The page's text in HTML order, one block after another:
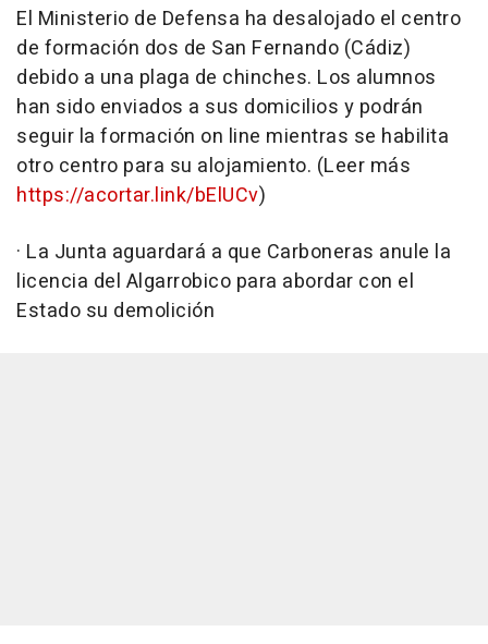
El Ministerio de Defensa ha desalojado el centro
de formación dos de San Fernando (Cádiz)
debido a una plaga de chinches. Los alumnos
han sido enviados a sus domicilios y podrán
seguir la formación on line mientras se habilita
otro centro para su alojamiento. (Leer más
https://acortar.link/bElUCv)
· La Junta aguardará a que Carboneras anule la
licencia del Algarrobico para abordar con el
Estado su demolición